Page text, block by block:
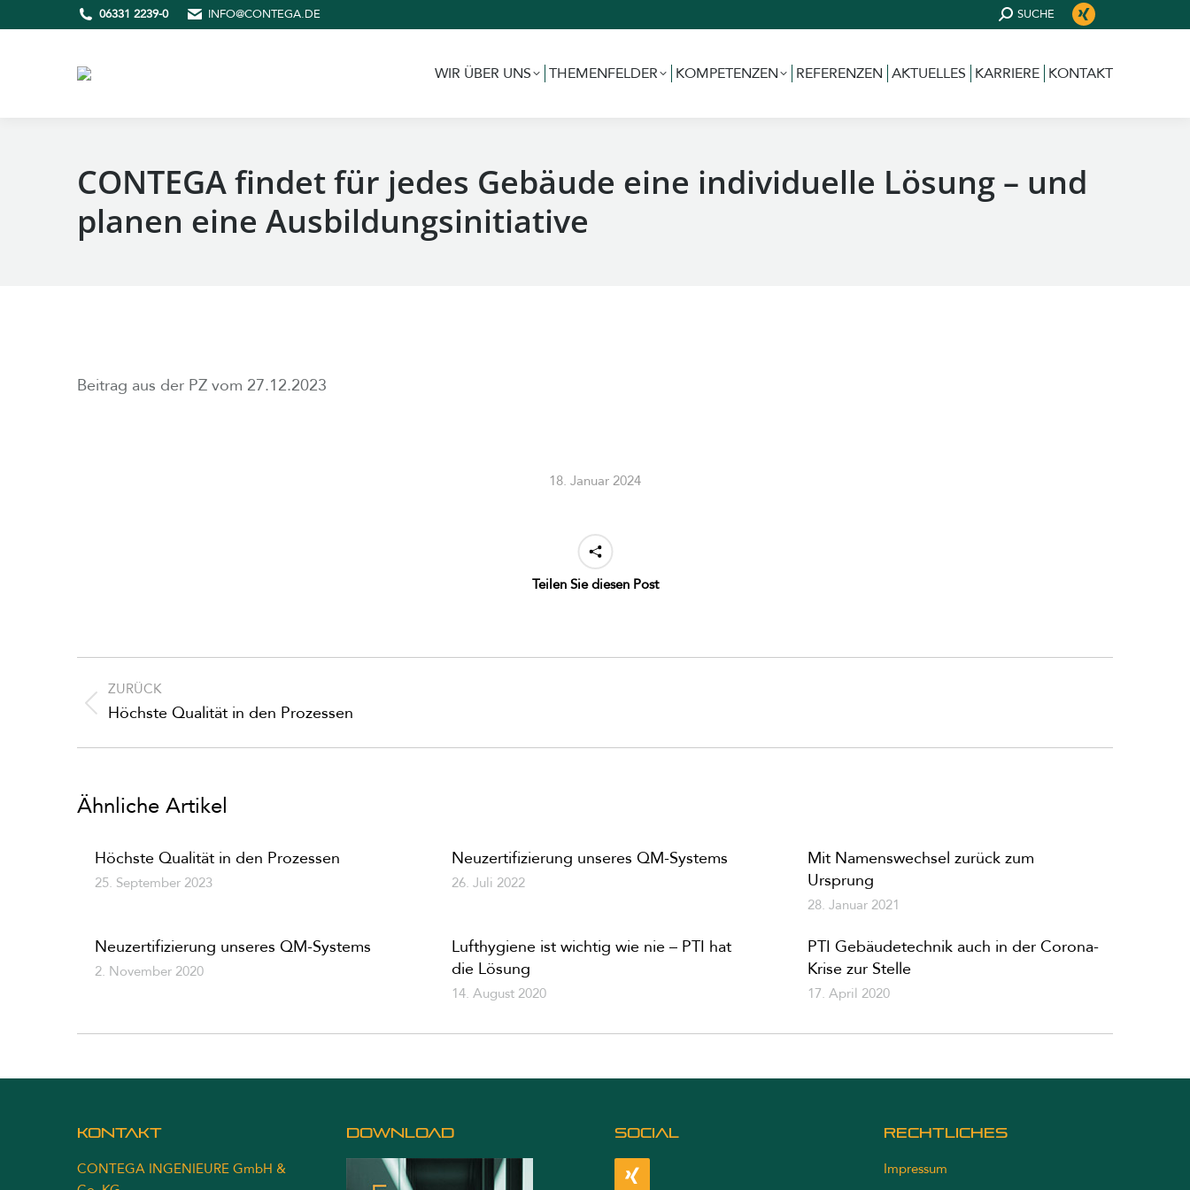
06331 2239-0 INFO@CONTEGA.DE SUCHEN:
SUCHE
XING
opens
WIR ÜBER UNS THEMENFELDER KOMPETENZEN REFERENZEN AKTUELLES KARRIERE KONTAKT
CONTEGA findet für jedes Gebäude eine individuelle Lösung – und
planen eine Ausbildungsinitiative
Beitrag aus der PZ vom 27.12.2023
18. Januar 2024
Teilen Sie diesen Post
Kommentarnavigation
ZURÜCK
Vorheriger
Höchste Qualität in den Prozessen
Ähnliche Artikel
Höchste Qualität in den Prozessen
25. September 2023
Neuzertifizierung unseres QM-Systems
26. Juli 2022
Mit Namenswechsel zurück zum
Ursprung
28. Januar 2021
Neuzertifizierung unseres QM-Systems
2. November 2020
Lufthygiene ist wichtig wie nie – PTI hat
die Lösung
14. August 2020
PTI Gebäudetechnik auch in der Corona-
Krise zur Stelle
17. April 2020
Kontakt
CONTEGA INGENIEURE GmbH &
DOWNLOAD SOCIAL RECHTLICHES
Impressum
WIR ÜBER UNS THEMENFELDER KOMPETENZEN REFERENZEN AKTUELLES KARRIERE KONTAKT